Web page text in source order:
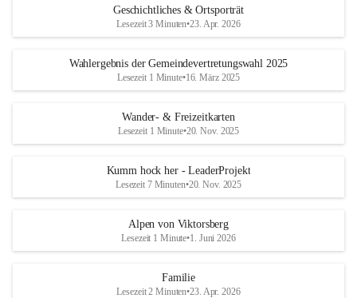
Geschichtliches & Ortsporträt
Lesezeit 3 Minuten•23. Apr. 2026
Wahlergebnis der Gemeindevertretungswahl 2025
Lesezeit 1 Minute•16. März 2025
Wander- & Freizeitkarten
Lesezeit 1 Minute•20. Nov. 2025
Kumm hock her - LeaderProjekt
Lesezeit 7 Minuten•20. Nov. 2025
Alpen von Viktorsberg
Lesezeit 1 Minute•1. Juni 2026
Familie
Lesezeit 2 Minuten•23. Apr. 2026